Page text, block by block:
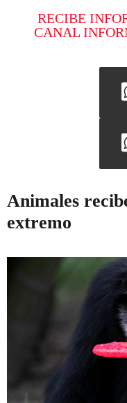
RECIBE
CANAL
Animales
extremo